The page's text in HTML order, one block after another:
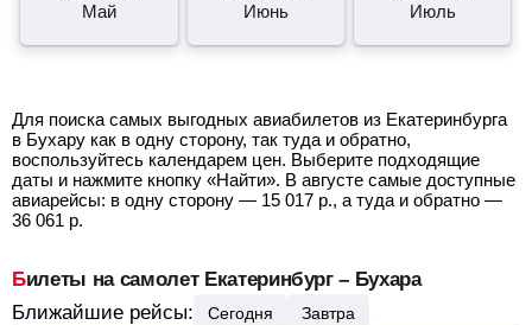
Май Июнь Июль
Для поиска самых выгодных авиабилетов из Екатеринбурга
в Бухару как в одну сторону, так туда и обратно,
воспользуйтесь календарем цен. Выберите подходящие
даты и нажмите кнопку «Найти». В августе самые доступные
авиарейсы: в одну сторону — 15 017 р., а туда и обратно —
36 061 р.
Билеты на самолет Екатеринбург – Бухара
Ближайшие рейсы:
Сегодня Завтра